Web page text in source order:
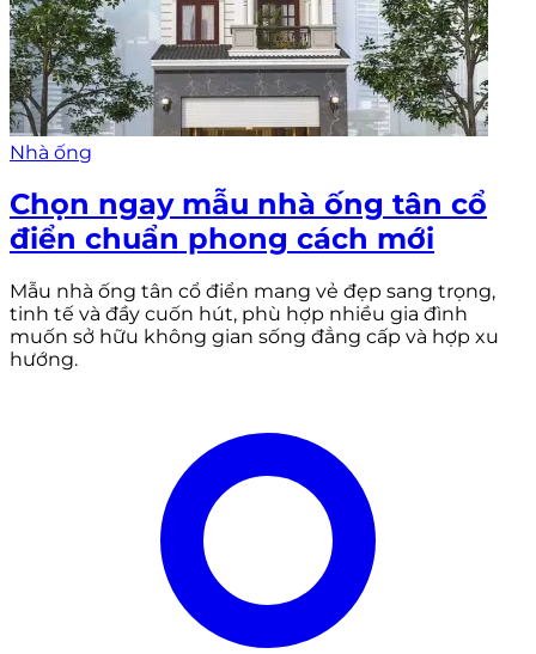
Nhà ống
Chọn ngay mẫu nhà ống tân cổ
điển chuẩn phong cách mới
Mẫu nhà ống tân cổ điển mang vẻ đẹp sang trọng,
tinh tế và đầy cuốn hút, phù hợp nhiều gia đình
muốn sở hữu không gian sống đẳng cấp và hợp xu
hướng.